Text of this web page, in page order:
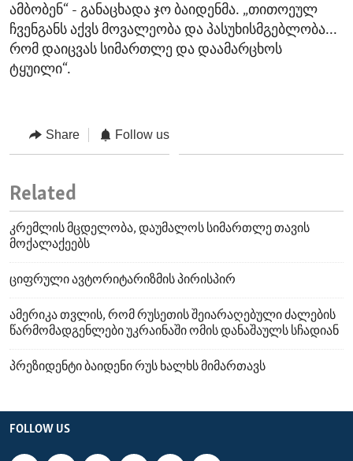
ამბობენ“ - განაცხადა ჯო ბაიდენმა. „თითოეულ
ჩვენგანს აქვს მოვალეობა და პასუხისმგებლობა...
რომ დაიცვას სიმართლე და დაამარცხოს
ტყუილი“.
Share Follow us
Related
კრემლის მცდელობა, დაუმალოს სიმართლე თავის
მოქალაქეებს
ციფრული ავტორიტარიზმის პირისპირ
ამერიკა თვლის, რომ რუსეთის შეიარაღებული ძალების
წარმომადგენლები უკრაინაში ომის დანაშაულს სჩადიან
პრეზიდენტი ბაიდენი რუს ხალხს მიმართავს
FOLLOW US